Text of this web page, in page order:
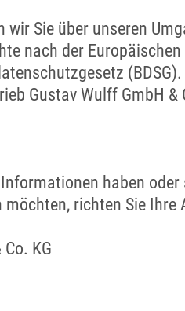
Sie über unseren
nach der
Gustav Wulff GmbH &
haben oder
richten Sie Ihre
KG